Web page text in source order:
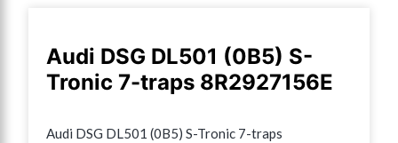
Audi DSG DL501 (0B5) S-
Tronic 7-traps 8R2927156E
Audi DSG DL501 (0B5) S-Tronic 7-traps